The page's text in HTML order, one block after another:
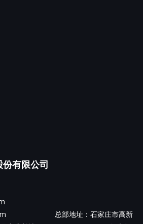
有限公司
总部地址： 石家庄市高新